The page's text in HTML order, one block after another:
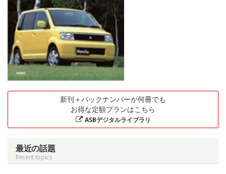
新刊＋バックナンバーが何冊でも
お得な定額プランはこちら
ASBデジタルライブラリ
最近の話題
Recent topics